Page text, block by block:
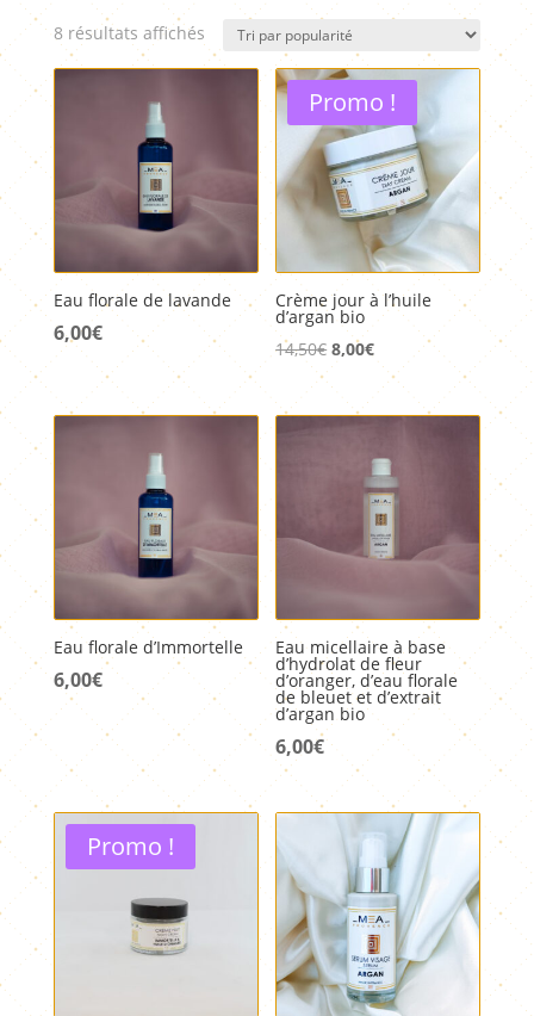
8 résultats affichésTrié
par
popularité
Eau florale de lavande
6,00€
Promo !
Crème jour à l’huile
d’argan bio
14,50€ Le
initial
14,50€.
8,00€Le
prix
actuel
8,00€.
Eau florale d’Immortelle
6,00€
Eau micellaire à base
d’hydrolat de fleur
d’oranger, d’eau florale
de bleuet et d’extrait
d’argan bio
6,00€
Promo !